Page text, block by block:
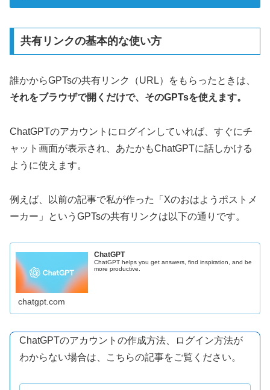
共有リンクの基本的な使い方
誰かからGPTsの共有リンク（URL）をもらったときは、
それをブラウザで開くだけで、そのGPTsを使えます。
ChatGPTのアカウントにログインしていれば、すぐにチ
ャット画面が表示され、あたかもChatGPTに話しかける
ように使えます。
例えば、以前の記事で私が作った「Xのおはようポストメ
ーカー」というGPTsの共有リンクは以下の通りです。
ChatGPT
ChatGPT helps you get answers, find inspiration, and be
more productive.
chatgpt.com
ChatGPTのアカウントの作成方法、ログイン方法が
わからない場合は、こちらの記事をご覧ください。